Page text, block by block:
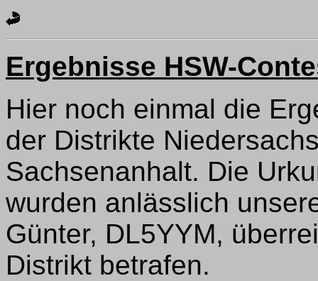
Ergebnisse HSW-
Hier noch einmal die
der Distrikte
Sachsenanhalt. Die
wurden anlässlich
Günter, DL5YYM,
Distrikt betrafen.